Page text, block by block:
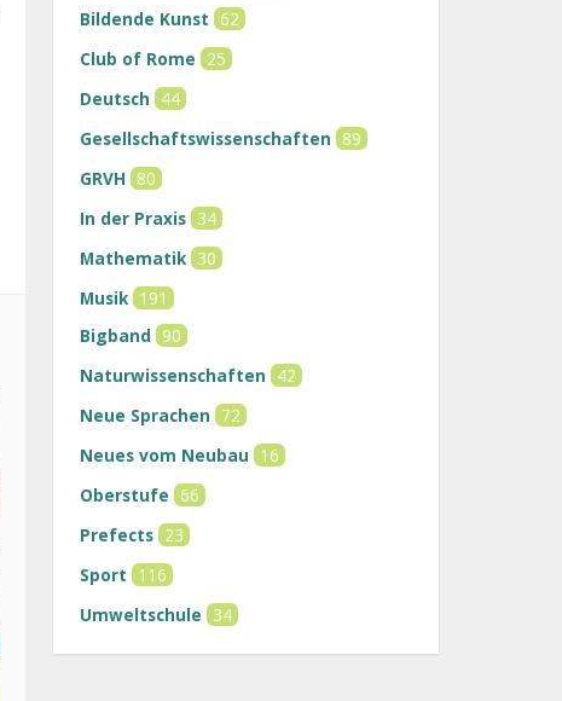
Bildende Kunst 62
Club of Rome 25
Deutsch 44
Gesellschaftswissenschaften 89
GRVH 80
In der Praxis 34
Mathematik 30
Musik 191
Bigband 90
Naturwissenschaften 42
Neue Sprachen 72
Neues vom Neubau 16
Oberstufe 66
Prefects 23
Sport 116
Umweltschule 34